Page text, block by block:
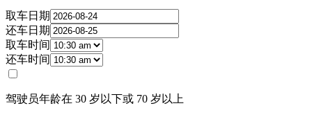
取车日期
还车日期
取车时间
还车时间
驾驶员年龄在 30 岁以下或 70 岁以上